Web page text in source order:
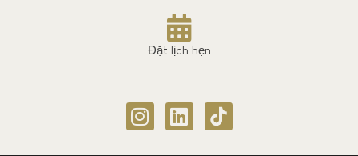
Đặt lịch hẹn